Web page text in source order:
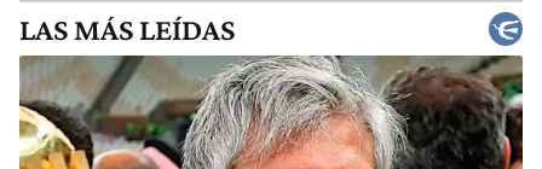
LAS MÁS LEÍDAS